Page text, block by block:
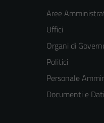
Aree
Uffici
Organi di
Politici
Personale
Documenti e Dati